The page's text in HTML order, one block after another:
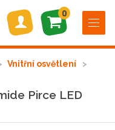
0
Vnitřní osvětlení
Pirce LED